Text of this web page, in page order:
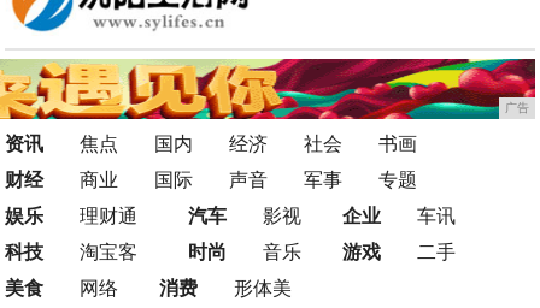
广告
资讯 焦点 国内 经济 社会
书画
财经
商业 国际 声音 军事
专题
娱乐
理财通
科技
淘宝客
汽车
影视
时尚
音乐
企业
车讯
游戏
二手
美食
网络
消费
形体美